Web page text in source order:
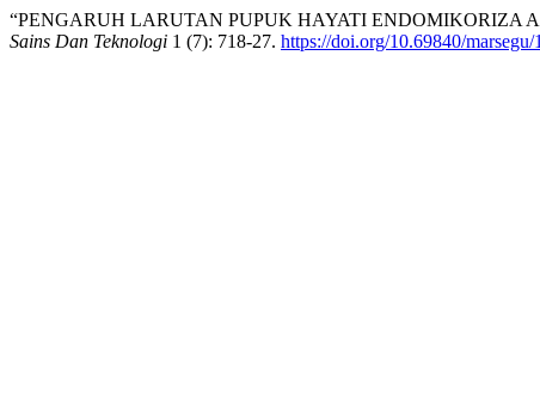
“PENGARUH LARUTAN PUPUK HAYATI ENDOMIKORIZA
Sains Dan Teknologi 1 (7): 718-27. https://doi.org/10.69840/